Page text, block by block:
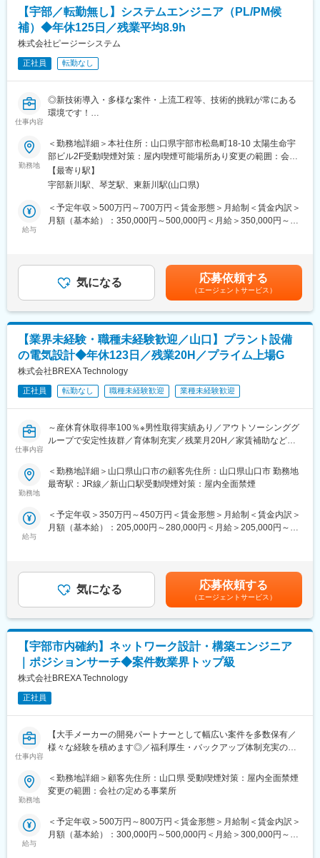
営業としてキャリアを磨く方、社内でも飲食店勤務や教員、工場
勤務など未経験スタートからマネジャーや営業企画、マーケティ
ングなど多岐にわたるキャリアアップ例がございます。
変更の範囲：会社の定める業務
（リーダ・マネージャー就任実績あり）
■配属部署：
39名（20代／12名、30代／12名、40代以上／15名）
※社員の4割以上は中途入社
■開発実績例
◇AI/IoT開発
・動的リアルタイムレコメンド（デジタルアニーラ）
・動画像によるリアルタイム船舶認識（TensorFlow）
・ライドシェアシステム開発
◇ロボット開発
・通信型コミュニケーションロボット（ソフトウェア）
・動的シナリオオーサリングシステム
・空港向けサイネージシステム
・道路情報交換システム
・生産・工程管理、倉庫・在庫管理システム
◇実証実験事業(ひろしまサンドボックス)
・桟橋管理Webシステム
・タクシー配車アプリ
・安全航行支援システム など
変更の範囲：会社の定める業務
【宇部／転勤無し】システムエンジニア（PL/PM候
補）◆年休125日／残業平均8.9h
株式会社ピージーシステム
正社員 転勤なし
仕事内容
◎新技術導入・多様な案件・上流工程等、技術的挑戦が常にある
環境です！
◎上流から大規模DX案件をリードでき、裁量の大きい上流工
程”を担える環境です！
■案件内容：
上流からの案件も多いので、顧客のニーズを深く理解し最適なア
ーキテクチャの設計から堅牢でスケーラブルなシステムを構築し
て頂く予定です。
オペレーションではなく顧客を向きながら仕事が出来る環境にな
ることを重要視しております。
・マネジメント業務(または補佐)
（顧客対応：要件定義・提案・見積・スケジュール調整など、プ
ロジェクト内管理：(工程・進捗・要員調整など））
・ベンダーとメーカーの打ち合わせ、交渉等の同席など
■職務の特徴：
プロジェクトは基本4～5名程度のチーム制で、3ヶ月～1年程度の
案件が多いです。提案や交渉、チーム内の取り纏めなど、マネジ
メントできる人材を求めています。管理業務未経験の方でも、今
後将来に向けて成長したい若手の方、挑戦することに意欲的な方
■開発実績例
・動的リアルタイムレコメンド（デジタルアニーラ）
・動画像によるリアルタイム船舶認識（TensorFlow）
・通信型コミュニケーションロボット（ソフトウェア）
・動的シナリオオーサリングシステム
・道路情報交換システム
◇業務系システム開発
・工場見学受付Webシステム
・会員管理Webシステム
・生産・工程管理、倉庫・在庫管理システム
◇実証実験事業(ひろしまサンドボックス)
・桟橋管理Webシステム
・タクシー配車アプリ
・安全航行支援システム など
勤務地
＜勤務地詳細＞本社住所：山口県宇部市松島町18-10 太陽生命宇
部ビル2F受動喫煙対策：屋内喫煙可能場所あり変更の範囲：会社
の定める事業所（リモートワーク含む）
【最寄り駅】
宇部新川駅、琴芝駅、東新川駅(山口県)
給与
＜予定年収＞500万円～700万円＜賃金形態＞月給制＜賃金内訳＞
月額（基本給）：350,000円～500,000円＜月給＞350,000円～
り、選考を通じて上下する可能性があります。月給(月額)は固定手
当を含めた表記です。
気になる 応募依頼する
（エージェントサービス）
【業界未経験・職種未経験歓迎／山口】プラント設備
の電気設計◆年休123日／残業20H／プライム上場G
株式会社BREXA Technology
正社員 転勤なし 職種未経験歓迎 業種未経験歓迎
仕事内容
～産休育休取得率100％※男性取得実績あり／アウトソーシンググ
ループで安定性抜群／育体制充実／残業月20H／家賃補助など福
■業務内容：
■具体的には：
・各種プラントの系統図チェック
・AutoCADを使用して各種プラントの系統図、プラント設備図面
の作成、修正
■充実した教育制度／入社後のフォロー体制充実：
・人事育成制度…等級制度の定義と連動したカリキュラム体型の
導入
・キャリアサポート制度…定期的にカジュアル形式な面談を行う
ことでストレスレベルを把握するとともに必要に応じて関連部署
■当社の特徴：
屋集団」としての自負を強く持ち、海外案件やノウハウの習得な
ど、将来的に技術で全てを解決できる組織を本気で目指していま
勤務地
＜勤務地詳細＞山口県山口市の顧客先住所：山口県山口市 勤務地
最寄駅：JR線／新山口駅受動喫煙対策：屋内全面禁煙
給与
＜予定年収＞350万円～450万円＜賃金形態＞月給制＜賃金内訳＞
月額（基本給）：205,000円～280,000円＜月給＞205,000円～
する可能性があります。月給(月額)は固定手当を含めた表記です。
気になる 応募依頼する
（エージェントサービス）
【宇部市内確約】ネットワーク設計・構築エンジニア
｜ポジションサーチ◆案件数業界トップ級
株式会社BREXA Technology
正社員
仕事内容
【大手メーカーの開発パートナーとして幅広い案件を多数保有／
様々な経験を積めます◎／福利厚生・バックアップ体制充実の中
■概要：
ジェクトをマッチングします。
大手小売り業／不動産業／通信キャリアなど幅広い業界の顧客に
勤務地
＜勤務地詳細＞顧客先住所：山口県 受動喫煙対策：屋内全面禁煙
変更の範囲：会社の定める事業所
給与
＜予定年収＞500万円～800万円＜賃金形態＞月給制＜賃金内訳＞
月額（基本給）：300,000円～500,000円＜月給＞300,000円～